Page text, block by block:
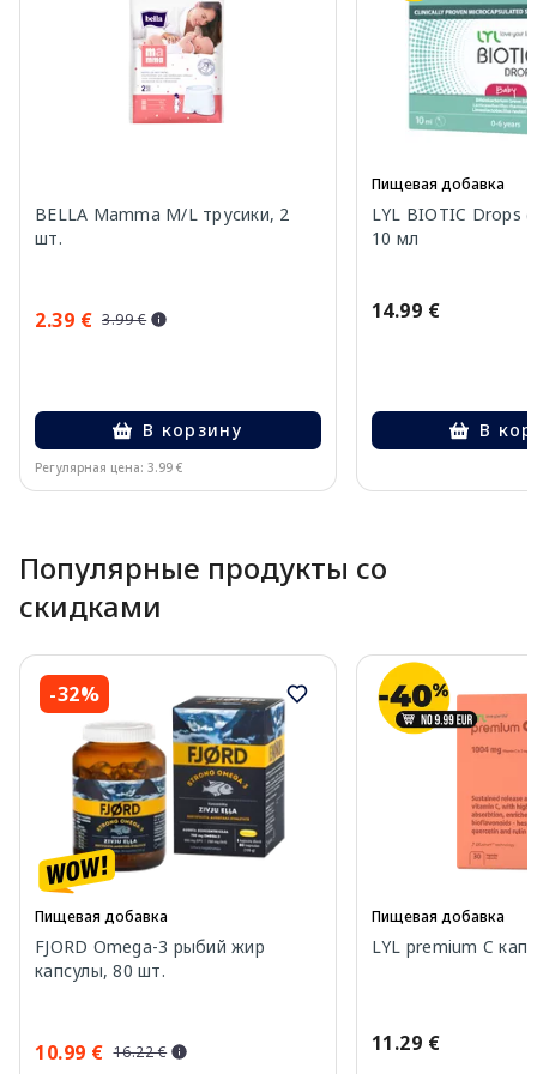
BELLA Mamma M/L трусики, 2
шт.
2.39 € 3.99 €
В корзину
Регулярная цена: 3.99 €
Пищевая добавка
LYL BIOTIC Drops
10 мл
14.99 €
В
Популярные продукты со
скидками
-32%
Пищевая добавка
FJORD Omega-3 рыбий жир
капсулы, 80 шт.
10.99 € 16.22 €
Пищевая добавка
LYL premium C
11.29 €